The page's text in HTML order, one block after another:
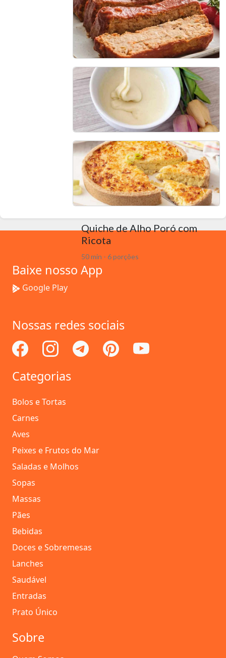
Chia com iogurte
10min - 2 porções
Bolo de Lentilha
55 min - 4 porções
Leite Condensado Fit
10 min - 8 porções
Quiche de Alho Poró com
Ricota
50 min - 6 porções
Baixe nosso App
Google Play
Nossas redes sociais
Categorias
Bolos e Tortas
Carnes
Aves
Peixes e Frutos do Mar
Saladas e Molhos
Sopas
Massas
Pães
Bebidas
Doces e Sobremesas
Lanches
Saudável
Entradas
Prato Único
Sobre